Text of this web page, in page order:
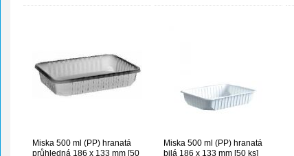
Miska 500 ml (PP) hranatá
průhledná 186 x 133 mm [50
Miska 500 ml (PP) hranatá
bilá 186 x 133 mm [50 ks]